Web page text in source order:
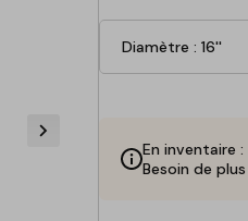
Diamètre : 16''
En inventaire :
Besoin de